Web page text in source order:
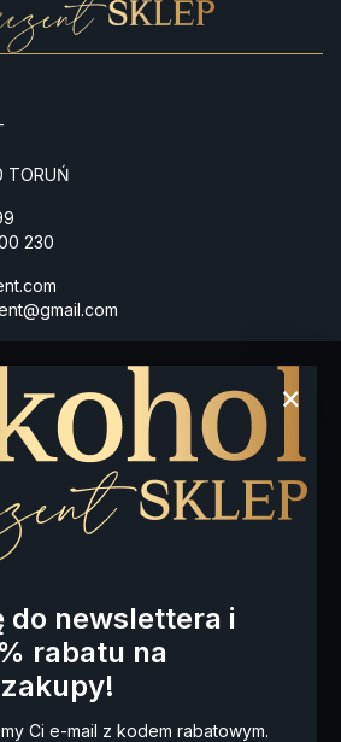
TORUŃ
230
×
do newslettera i
rabatu na
Ci e-mail z kodem rabatowym.
dowiedz się więcej o nas